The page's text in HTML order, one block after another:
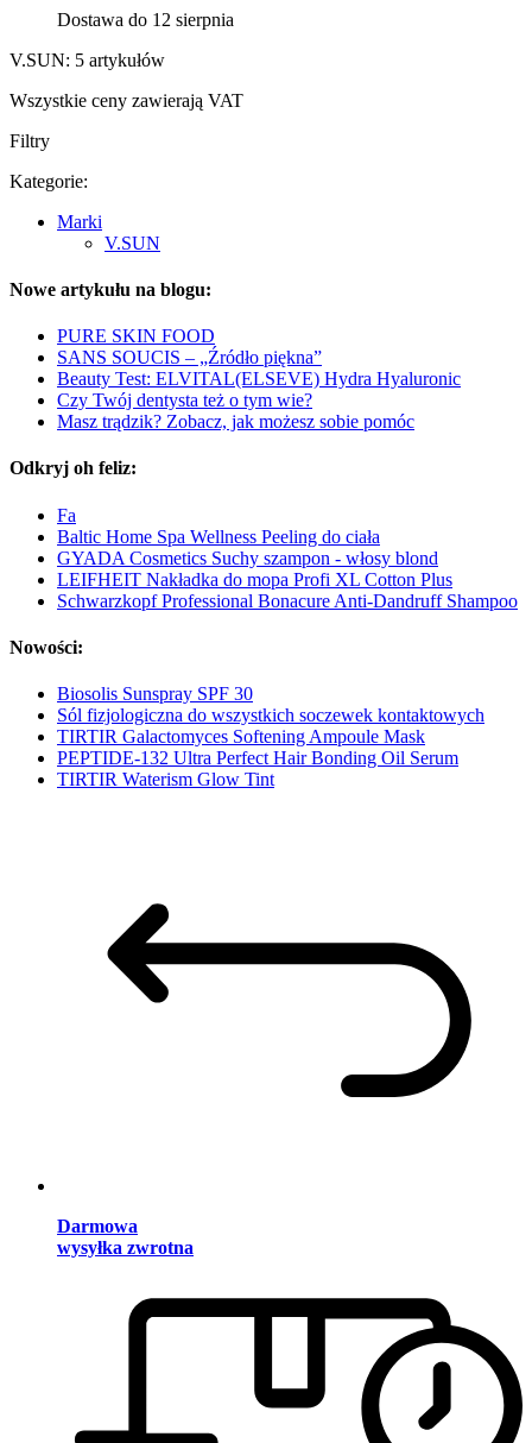
Dostawa do 12 sierpnia
V.SUN: 5 artykułów
Wszystkie ceny zawierają VAT
Filtry
Kategorie:
Marki
V.SUN
Nowe artykułu na blogu:
PURE SKIN FOOD
SANS SOUCIS – „Źródło piękna”
Beauty Test: ELVITAL(ELSEVE) Hydra Hyaluronic
Czy Twój dentysta też o tym wie?
Masz trądzik? Zobacz, jak możesz sobie pomóc
Odkryj oh feliz:
Fa
Baltic Home Spa Wellness Peeling do ciała
GYADA Cosmetics Suchy szampon - włosy blond
LEIFHEIT Nakładka do mopa Profi XL Cotton Plus
Schwarzkopf Professional Bonacure Anti-Dandruff Shampoo
Nowości:
Biosolis Sunspray SPF 30
Sól fizjologiczna do wszystkich soczewek kontaktowych
TIRTIR Galactomyces Softening Ampoule Mask
PEPTIDE-132 Ultra Perfect Hair Bonding Oil Serum
TIRTIR Waterism Glow Tint
Darmowa
wysyłka zwrotna